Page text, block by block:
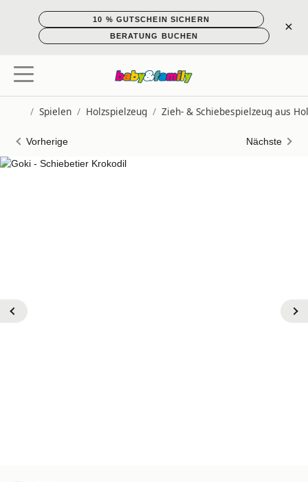
10 % GUTSCHEIN SICHERN
BERATUNG BUCHEN
×
/ Spielen / Holzspielzeug / Zieh- & Schiebespielzeug aus
Vorherige Nächste